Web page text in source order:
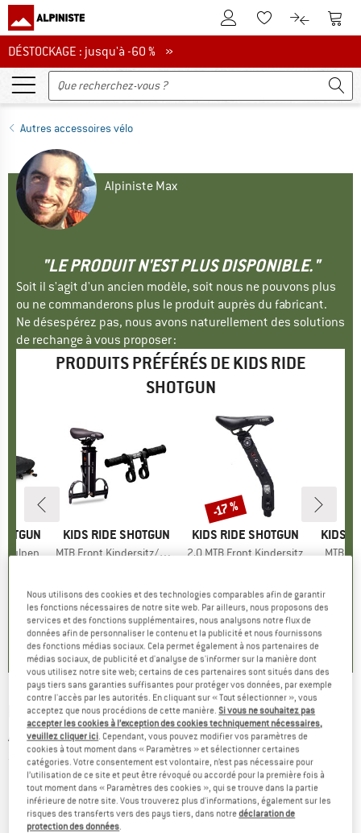
Vers le compte client
Vers la liste
Vers le
DÉSTOCKAGE : jusqu'à -60 %
DÉSTOCKAGE : jusqu'à -60 % »
Autres accessoires vélo
Alpiniste Max
"LE PRODUIT N'EST PLUS DISPONIBLE."
Soit il s'agit d'un ancien modèle, soit nous ne pouvons plus
ou ne commanderons plus le produit auprès du fabricant.
Ne désespérez pas, nous avons naturellement des solutions
de rechange à vous proposer :
PRODUITS PRÉFÉRÉS DE KIDS RIDE
SHOTGUN
)
MARQUE
KIDS RIDE SHOTGUN
Article
MTB Front Kindersitz/Lenker Combo Set
4,7(3)
MARQUE
KIDS RIDE SHOTGUN
Article
2.0 MTB Front Kindersitz
5,0(1)
Remise
-17 %
KIDS
Article
MTB
KIDS RIDE SHOTGUN -MTB Tow Rope
Abschleppseil mit Hüfttasche - Outil vélo
(0)
Nous utilisons des cookies et des technologies comparables afin de garantir
les fonctions nécessaires de notre site web. Par ailleurs, nous proposons des
services et des fonctions supplémentaires, nous analysons notre flux de
données afin de personnaliser le contenu et la publicité et nous fournissons
des fonctions médias sociaux. Cela permet également à nos partenaires de
médias sociaux, de publicité et d'analyse de s'informer sur la manière dont
vous utilisez notre site web; certains de ces partenaires sont situés dans des
pays tiers sans garanties suffisantes pour protéger vos données, par exemple
contre l'accès par les autorités. En cliquant sur « Tout sélectionner », vous
acceptez que nous procédions de cette manière.Si vous ne souhaitez pas
accepter les cookies à l’exception des cookies techniquement nécessaires,
veuillez cliquer ici. Cependant, vous pouvez modifier vos paramètres de
cookies à tout moment dans « Paramètres » et sélectionner certaines
catégories. Votre consentement est volontaire, n’est pas nécessaire pour
l’utilisation de ce site et peut être révoqué ou accordé pour la première fois à
tout moment dans « Paramètres des cookies », qui se trouve dans la partie
inférieure de notre site. Vous trouverez plus d'informations, également sur les
risques des transferts vers des pays tiers, dans notredéclaration de
protection des données.